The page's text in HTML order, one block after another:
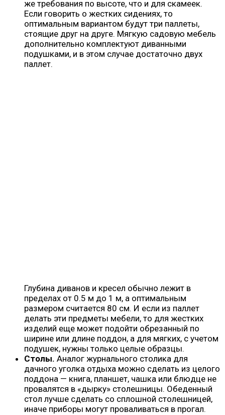
же требования по высоте, что и для скамеек.
Если говорить о жестких сидениях, то
оптимальным вариантом будут три паллеты,
стоящие друг на друге. Мягкую садовую мебель
дополнительно комплектуют диванными
подушками, и в этом случае достаточно двух
паллет.
Глубина диванов и кресел обычно лежит в
пределах от 0.5 м до 1 м, а оптимальным
размером считается 80 см. И если из паллет
делать эти предметы мебели, то для жестких
изделий еще может подойти обрезанный по
ширине или длине поддон, а для мягких, с учетом
подушек, нужны только целые образцы.
Столы. Аналог журнального столика для
дачного уголка отдыха можно сделать из целого
поддона — книга, планшет, чашка или блюдце не
провалятся в «дырку» столешницы. Обеденный
стол лучше сделать со сплошной столешницей,
иначе приборы могут проваливаться в прогал.